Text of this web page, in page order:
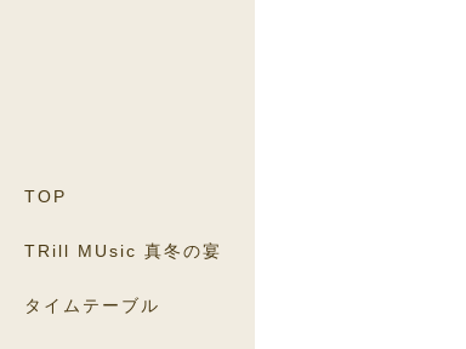
TOP
TRill MUsic 真冬の宴
タイムテーブル